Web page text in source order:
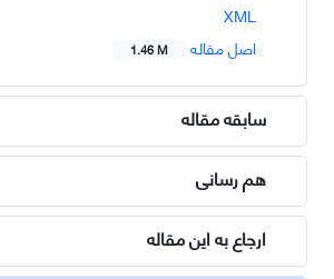
XML
اصل مقاله
1.46 M
سابقه مقاله
هم رسانی
ارجاع به این مقاله